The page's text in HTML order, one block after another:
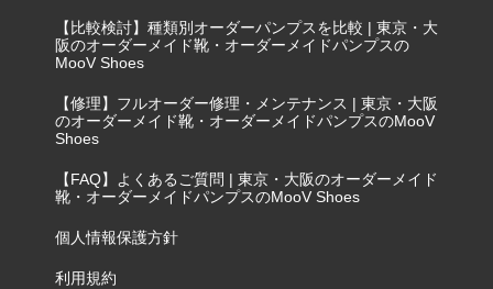
【比較検討】種類別オーダーパンプスを比較 | 東京・大
阪のオーダーメイド靴・オーダーメイドパンプスの
MooV Shoes
【修理】フルオーダー修理・メンテナンス | 東京・大阪
のオーダーメイド靴・オーダーメイドパンプスのMooV
Shoes
【FAQ】よくあるご質問 | 東京・大阪のオーダーメイド
靴・オーダーメイドパンプスのMooV Shoes
個人情報保護方針
利用規約